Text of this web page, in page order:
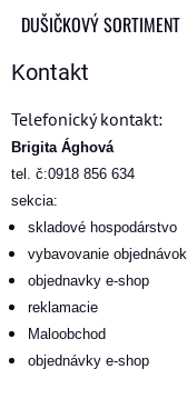
DUŠIČKOVÝ SORTIMENT
Kontakt
Telefonický kontakt:
Brigita Ághová
tel. č:0918 856 634
sekcia:
skladové hospodárstvo
vybavovanie objednávok
objednavky e-shop
reklamacie
Maloobchod
objednávky e-shop